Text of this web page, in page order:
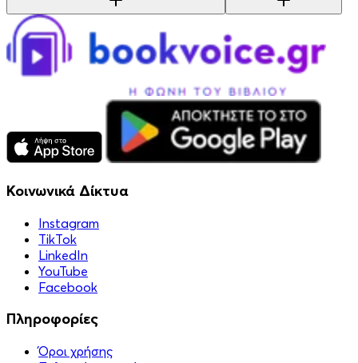
Κοινωνικά Δίκτυα
Instagram
TikTok
LinkedIn
YouTube
Facebook
Πληροφορίες
Όροι χρήσης